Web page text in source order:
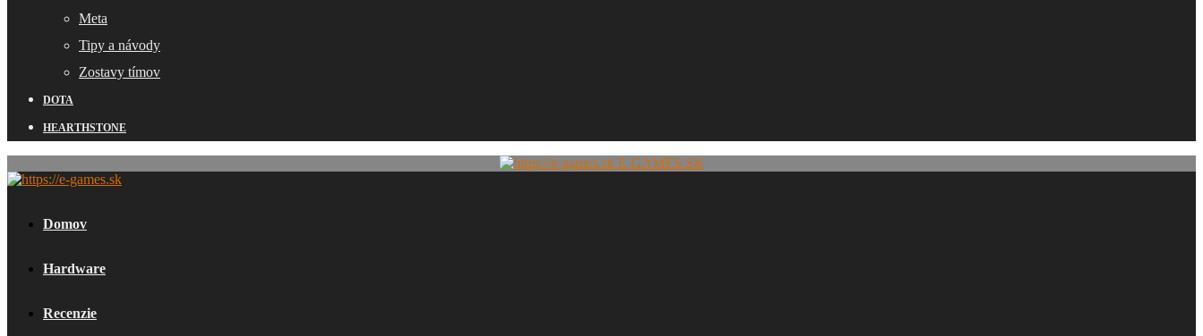
Meta
Tipy a návody
Zostavy tímov
DOTA
HEARTHSTONE
E-GAMES.SK
Domov
Hardware
Recenzie